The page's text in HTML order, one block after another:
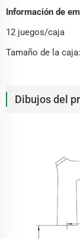
Información de
12 juegos/caja
Tamaño de la
Dibujos del